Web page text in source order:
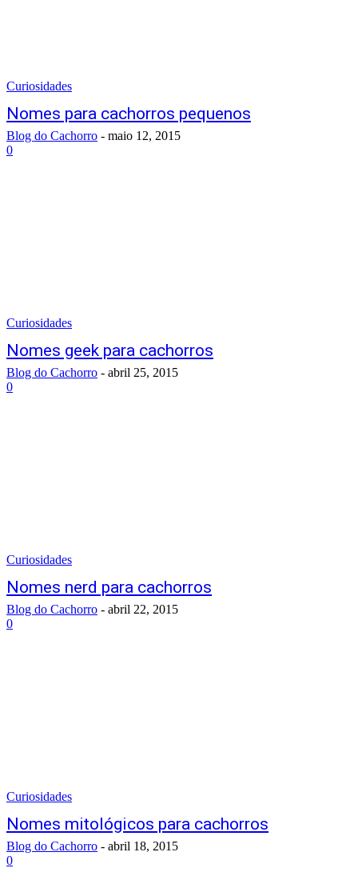
Curiosidades
Nomes para cachorros pequenos
Blog do Cachorro - maio 12, 2015
0
Curiosidades
Nomes geek para cachorros
Blog do Cachorro - abril 25, 2015
0
Curiosidades
Nomes nerd para cachorros
Blog do Cachorro - abril 22, 2015
0
Curiosidades
Nomes mitológicos para cachorros
Blog do Cachorro - abril 18, 2015
0